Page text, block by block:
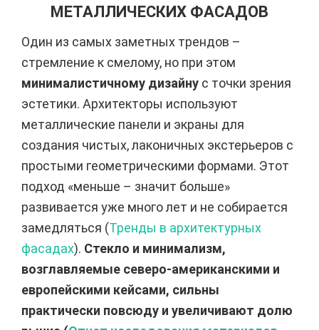
МЕТАЛЛИЧЕСКИХ ФАСАДОВ
Один из самых заметных трендов –
стремление к смелому, но при этом
минималистичному дизайну с точки зрения
эстетики. Архитекторы используют
металлические панели и экраны для
создания чистых, лаконичных экстерьеров с
простыми геометрическими формами. Этот
подход «меньше – значит больше»
развивается уже много лет и не собирается
замедляться (Тренды в архитектурных
фасадах). Стекло и минимализм,
возглавляемые северо-американскими и
европейскими кейсами, сильны
практически повсюду и увеличивают долю